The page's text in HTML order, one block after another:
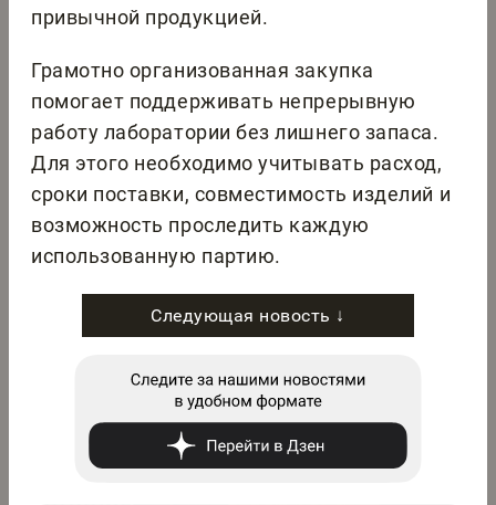
привычной продукцией.
Грамотно организованная закупка
помогает поддерживать непрерывную
работу лаборатории без лишнего запаса.
Для этого необходимо учитывать расход,
сроки поставки, совместимость изделий и
возможность проследить каждую
использованную партию.
Следующая новость ↓